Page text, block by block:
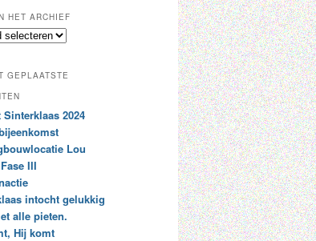
HET ARCHIEF
GEPLAATSTE
2024
Lou
III
intocht gelukkig
alle pieten.
Hij komt